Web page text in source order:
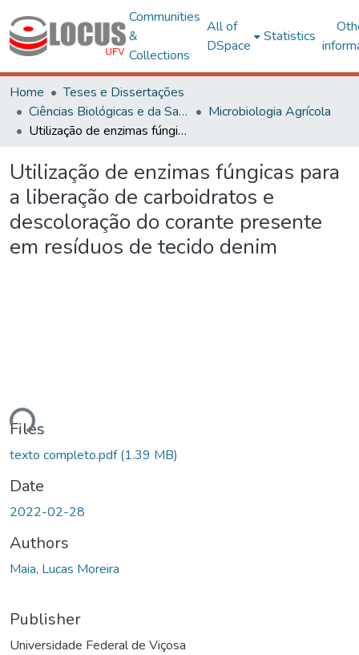
Communities
&
Collections
All of
DSpace
Statistics
Home
Teses e Dissertações
Ciências Biológicas e da Saúde
Microbiologia Agrícola
Utilização de enzimas fúngicas para a liberação de carboidratos e descoloração do corante presente em resíduos de tecido denim
Utilização de enzimas fúngicas para
a liberação de carboidratos e
descoloração do corante presente
em resíduos de tecido denim
Loading...
Files
texto completo.pdf(1.39 MB)
Date
2022-02-28
Authors
Maia, Lucas Moreira
Publisher
Universidade Federal de Viçosa